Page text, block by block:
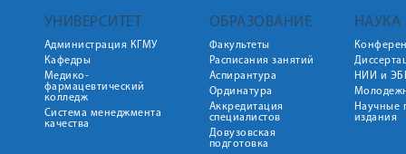
УНИВЕРСИТЕТ
Администрация КГМУ
Кафедры
Медико-
фармацевтический
колледж
Система менеджмента
качества
ОБРАЗОВАНИЕ
Факультеты
Расписания занятий
Аспирантура
Ординатура
Аккредитация
специалистов
Довузовская
подготовка
НАУКА
НИИ и
Научные
издания